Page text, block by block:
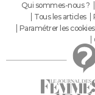
Qui sommes-nous ?
Tous les articles
Paramétrer les cookies